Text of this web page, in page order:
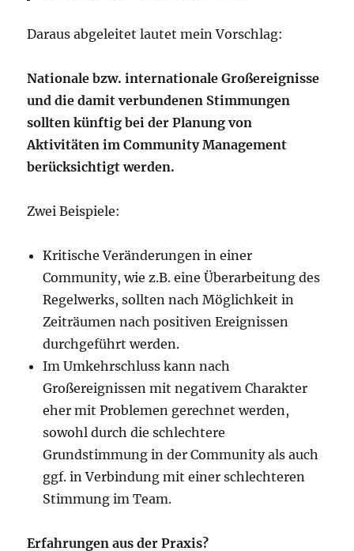
Daraus abgeleitet lautet mein Vorschlag:
Nationale bzw. internationale Großereignisse
und die damit verbundenen Stimmungen
sollten künftig bei der Planung von
Aktivitäten im Community Management
berücksichtigt werden.
Zwei Beispiele:
Kritische Veränderungen in einer
Community, wie z.B. eine Überarbeitung des
Regelwerks, sollten nach Möglichkeit in
Zeiträumen nach positiven Ereignissen
durchgeführt werden.
Im Umkehrschluss kann nach
Großereignissen mit negativem Charakter
eher mit Problemen gerechnet werden,
sowohl durch die schlechtere
Grundstimmung in der Community als auch
ggf. in Verbindung mit einer schlechteren
Stimmung im Team.
Erfahrungen aus der Praxis?